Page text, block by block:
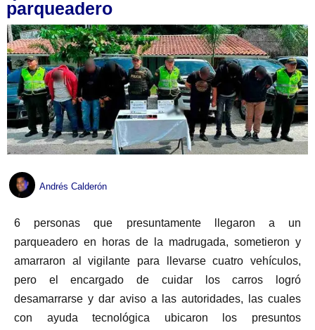
parqueadero
Andrés Calderón
6 personas que presuntamente llegaron a un
parqueadero en horas de la madrugada, sometieron y
amarraron al vigilante para llevarse cuatro vehículos,
pero el encargado de cuidar los carros logró
desamarrarse y dar aviso a las autoridades, las cuales
con ayuda tecnológica ubicaron los presuntos